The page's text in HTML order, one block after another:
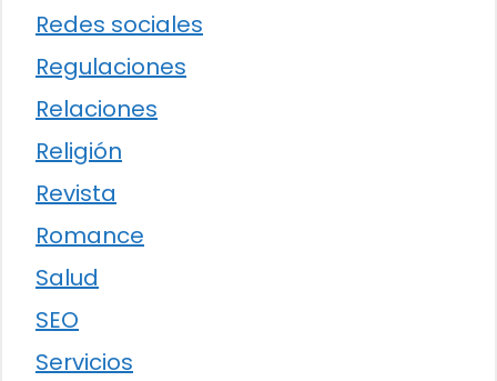
Redes sociales
Regulaciones
Relaciones
Religión
Revista
Romance
Salud
SEO
Servicios